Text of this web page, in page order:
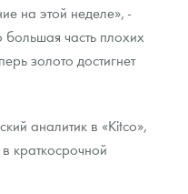
на этой неделе», -
часть плохих
золото достигнет
аналитик в «Kitco»,
краткосрочной